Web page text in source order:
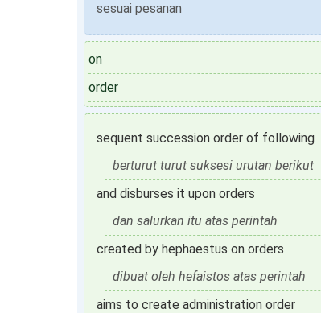
sesuai pesanan
on
order
sequent succession order of following
berturut turut suksesi urutan berikut
and disburses it upon orders
dan salurkan itu atas perintah
created by hephaestus on orders
dibuat oleh hefaistos atas perintah
aims to create administration order